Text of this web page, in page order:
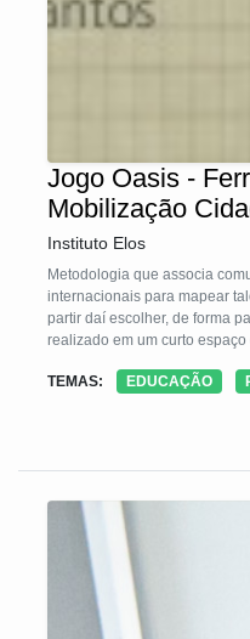
Jogo Oasis -
Mobilização
Instituto Elos
Metodologia que associa
internacionais para mapear
partir daí escolher, de forma
realizado em um curto
TEMAS:
EDUCAÇÃO